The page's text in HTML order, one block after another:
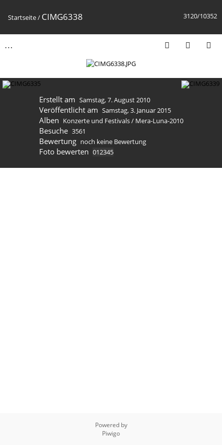
3120/10352
Startseite/ CIMG6338
Erstellt am Samstag, 7. August 2010
Veröffentlicht am Samstag, 3. Januar 2015
Alben Konzerte und Festivals/ Mera-Luna-2010
Besuche 3561
Bewertung noch keine Bewertung
Foto bewerten
Powered by
Piwigo